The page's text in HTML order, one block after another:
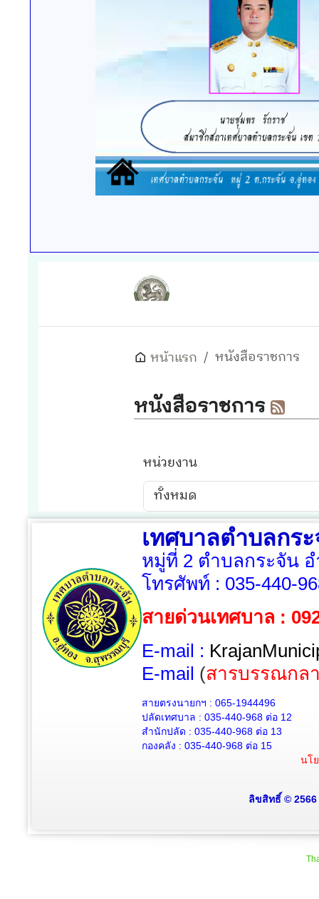
เทศบาลตำบลกร
หมู่ที่ 2 ตำบลกระจัน
โทรศัพท์ : 035-440-
สายด่วนเทศบาล :
E-mail :
E-mail (สารบรรณกล
สายตรงนายกฯ : 065-1944496
ปลัดเทศบาล : 035-440-968 ต่อ 12
สำนักปลัด : 035-440-968 ต่อ 13
กองคลัง : 035-440-968 ต่อ 15
นโ
ลิขสิทธิ์ © 2566